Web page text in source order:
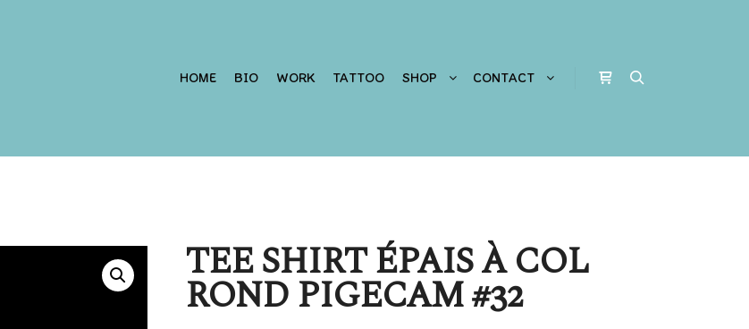
HOME BIO WORK TATTOO SHOP CONTACT
TEE SHIRT ÉPAIS À COL
ROND PIGECAM #32